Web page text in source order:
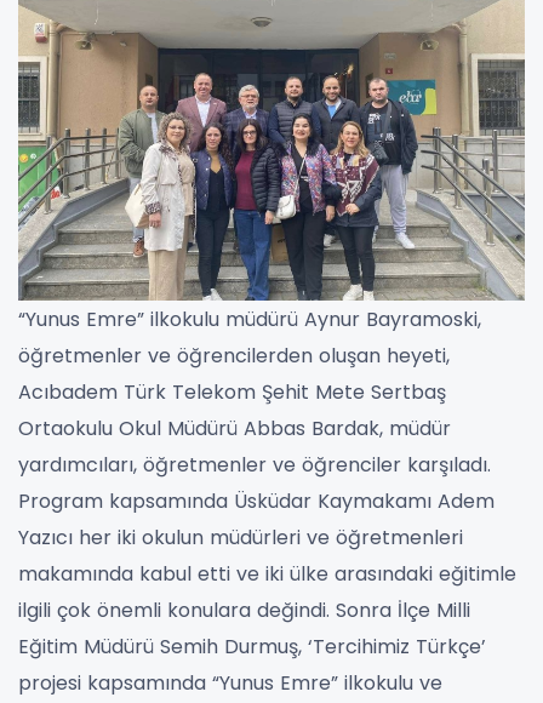
“Yunus Emre” ilkokulu müdürü Aynur Bayramoski,
öğretmenler ve öğrencilerden oluşan heyeti,
Acıbadem Türk Telekom Şehit Mete Sertbaş
Ortaokulu Okul Müdürü Abbas Bardak, müdür
yardımcıları, öğretmenler ve öğrenciler karşıladı.
Program kapsamında Üsküdar Kaymakamı Adem
Yazıcı her iki okulun müdürleri ve öğretmenleri
makamında kabul etti ve iki ülke arasındaki eğitimle
ilgili çok önemli konulara değindi. Sonra İlçe Milli
Eğitim Müdürü Semih Durmuş, ‘Tercihimiz Türkçe’
projesi kapsamında “Yunus Emre” ilkokulu ve